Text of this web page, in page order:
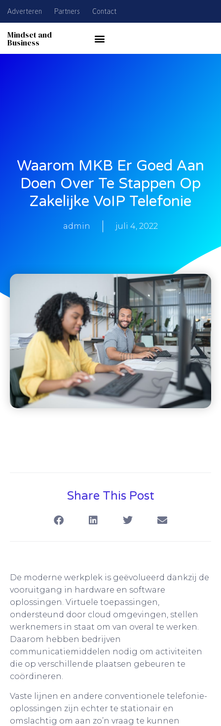
Adverteren Partners Contact
Mindset and
Business
Waarom MKB Er Goed Aan
Doen Over Te Stappen Op
Zakelijke VoIP Telefonie
admin juli 4, 2022
Share This Post
De moderne werkplek is geëvolueerd dankzij de
vooruitgang in hardware en software
oplossingen. Virtuele toepassingen,
ondersteund door cloud omgevingen, stellen
werknemers in staat om van overal te werken.
Daarom hebben bedrijven
communicatiemiddelen nodig om activiteiten
die op verschillende plaatsen gebeuren te
coördineren.
Vaste lijnen en andere conventionele telefonie-
oplossingen zijn echter te stationair en
omslachtig om aan zo’n vraag te kunnen